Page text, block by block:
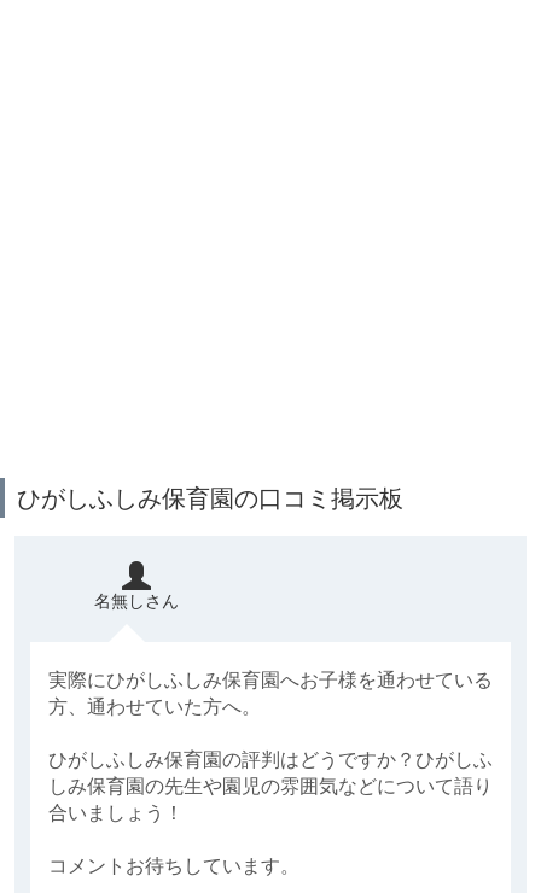
ひがしふしみ保育園の口コミ掲示板
名無しさん
実際にひがしふしみ保育園へお子様を通わせている
方、通わせていた方へ。
ひがしふしみ保育園の評判はどうですか？ひがしふ
しみ保育園の先生や園児の雰囲気などについて語り
合いましょう！
コメントお待ちしています。